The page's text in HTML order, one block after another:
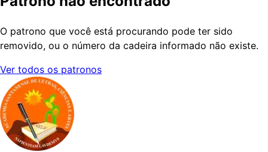
O patrono que você está procurando pode ter sido
removido, ou o número da cadeira informado não existe.
Ver todos os patronos